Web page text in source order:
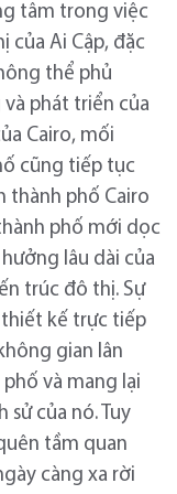
tâm trong việc
của Ai Cập, đặc
thể phủ
phát triển của
Cairo, mối
cũng tiếp tục
thành phố Cairo
phố mới dọc
lâu dài của
​​trúc đô thị. Sự
kế trực tiếp
gian lân
và mang lại
của nó. Tuy
tầm quan
càng xa rời